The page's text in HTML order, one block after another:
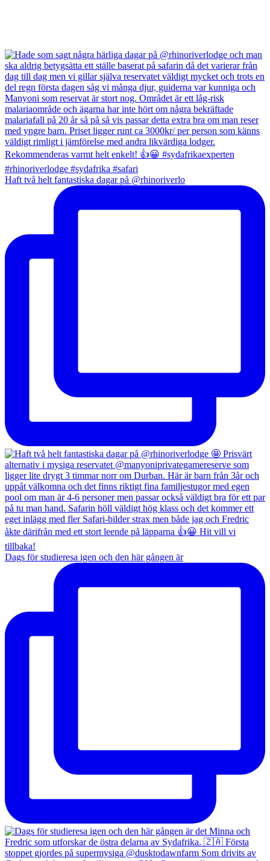
Haft två helt fantastiska dagar på @rhinoriverlo
Dags för studieresa igen och den här gången är